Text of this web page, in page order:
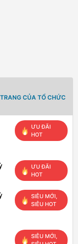
CỦA TỔ CHỨC
ƯU ĐÃI
HOT
ƯU ĐÃI
HOT
SIÊU MỚI,
SIÊU HOT
SIÊU MỚI,